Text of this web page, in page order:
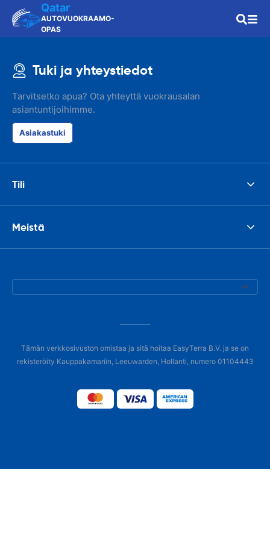
Qatar
AUTOVUOKRAAMO-
OPAS
Tuki ja yhteystiedot
Tarvitsetko apua? Ota yhteyttä vuokrausalan
asiantuntijoihimme.
Asiakastuki
Tili
Meistä
Tämän verkkosivuston omistaa ja sitä hoitaa EasyTerra B.V. ja se on
rekisteröity Kauppakamariin, Leeuwarden, Hollanti, numero 01104443